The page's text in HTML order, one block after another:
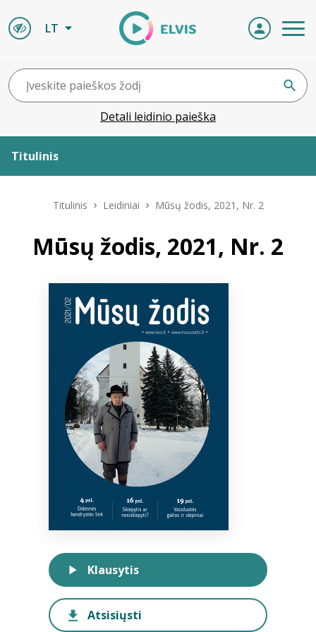
LT
Detali leidinio paieška
Titulinis
Leidiniai
Naujienos
Titulinis Leidiniai Mūsų žodis, 2021, Nr. 2
Mūsų žodis, 2021, Nr. 2
Klausytis
Atsisiųsti